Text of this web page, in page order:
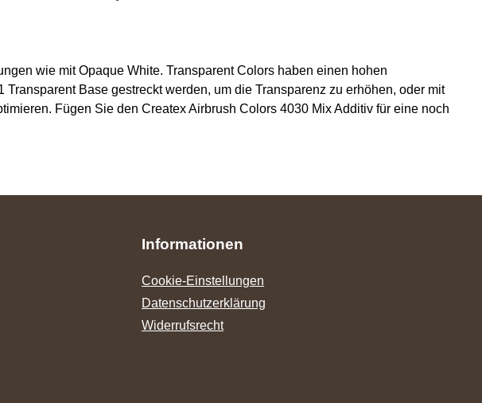
wie mit Opaque White. Transparent Colors haben einen hohen
Base gestreckt werden, um die Transparenz zu erhöhen, oder mit
Fügen Sie den Createx Airbrush Colors 4030 Mix Additiv für eine noch
Informationen
Cookie-Einstellungen
Datenschutzerklärung
Widerrufsrecht